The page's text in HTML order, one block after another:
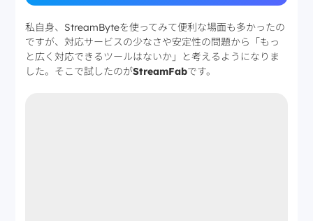
私自身、StreamByteを使ってみて便利な場面も多かったの
ですが、対応サービスの少なさや安定性の問題から「もっ
と広く対応できるツールはないか」と考えるようになりま
した。そこで試したのがStreamFabです。